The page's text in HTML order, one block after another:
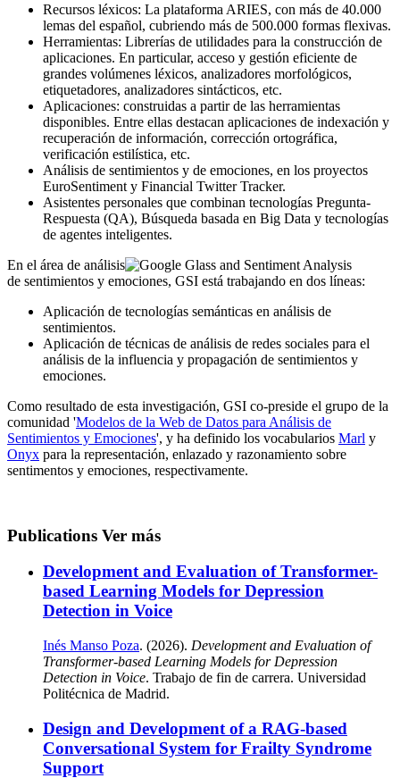
Recursos léxicos: La plataforma ARIES, con más de 40.000
lemas del español, cubriendo más de 500.000 formas flexivas.
Herramientas: Librerías de utilidades para la construcción de
aplicaciones. En particular, acceso y gestión eficiente de
grandes volúmenes léxicos, analizadores morfológicos,
etiquetadores, analizadores sintácticos, etc.
Aplicaciones: construidas a partir de las herramientas
disponibles. Entre ellas destacan aplicaciones de indexación y
recuperación de información, corrección ortográfica,
verificación estilística, etc.
Análisis de sentimientos y de emociones, en los proyectos
EuroSentiment y Financial Twitter Tracker.
Asistentes personales que combinan tecnologías Pregunta-
Respuesta (QA), Búsqueda basada en Big Data y tecnologías
de agentes inteligentes.
En el área de análisis
de sentimientos y emociones, GSI está trabajando en dos líneas:
Aplicación de tecnologías semánticas en análisis de
sentimientos.
Aplicación de técnicas de análisis de redes sociales para el
análisis de la influencia y propagación de sentimientos y
emociones.
Como resultado de esta investigación, GSI co-preside el grupo de la
comunidad 'Modelos de la Web de Datos para Análisis de
Sentimientos y Emociones', y ha definido los vocabularios Marl y
Onyx para la representación, enlazado y razonamiento sobre
sentimentos y emociones, respectivamente.
Publications Ver más
Development and Evaluation of Transformer-
based Learning Models for Depression
Detection in Voice
Inés Manso Poza. (2026). Development and Evaluation of
Transformer-based Learning Models for Depression
Detection in Voice. Trabajo de fin de carrera. Universidad
Politécnica de Madrid.
Design and Development of a RAG-based
Conversational System for Frailty Syndrome
Support